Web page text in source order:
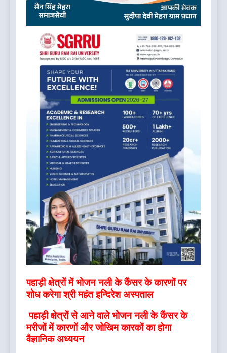
पहाड़ी क्षेत्रों में भोजन नली के कैंसर के कारणों पर
शोध करेगा श्री महंत इन्दिरेश अस्पताल
पहाड़ी क्षेत्रों से आने वाले भोजन नली के कैंसर के
मरीजों में कारणों और जोखिम कारकों का होगा
वैज्ञानिक अध्ययन